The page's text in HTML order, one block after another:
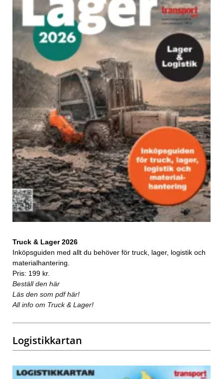
Truck & Lager 2026
Inköpsguiden med allt du behöver för truck, lager, logistik och
materialhantering.
Pris: 199 kr.
Beställ den här
Läs den som pdf här!
All info om Truck & Lager!
Logistikkartan